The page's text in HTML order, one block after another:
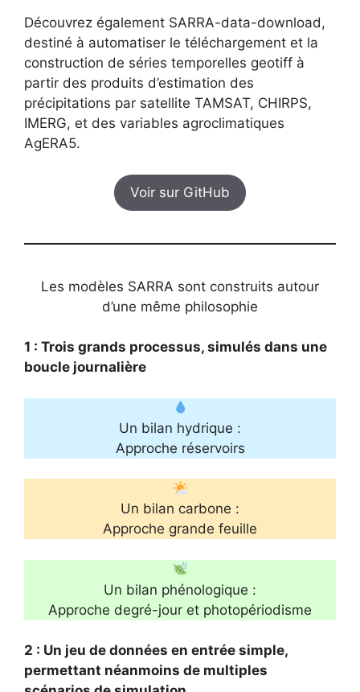
Découvrez également SARRA-data-download,
destiné à automatiser le téléchargement et la
construction de séries temporelles geotiff à
partir des produits d’estimation des
précipitations par satellite TAMSAT, CHIRPS,
IMERG, et des variables agroclimatiques
AgERA5.
Voir sur GitHub
Les modèles SARRA sont construits autour
d’une même philosophie
1 : Trois grands processus, simulés dans une
boucle journalière
Un bilan hydrique :
Approche réservoirs
Un bilan carbone :
Approche grande feuille
Un bilan phénologique :
Approche degré-jour et photopériodisme
2 : Un jeu de données en entrée simple,
permettant néanmoins de multiples